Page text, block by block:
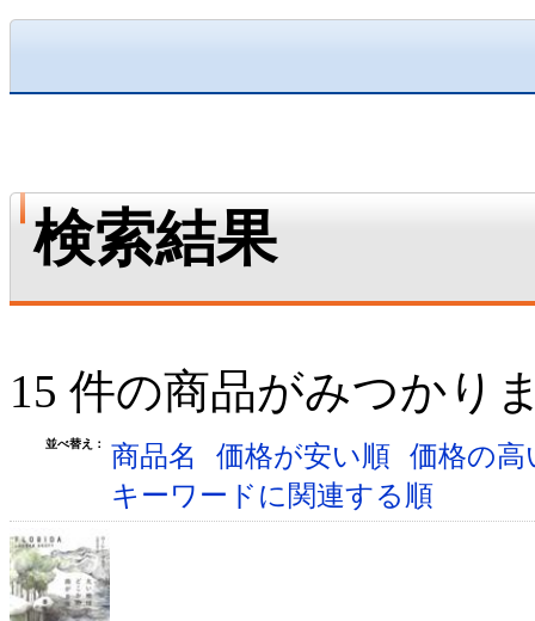
検索結果
15 件の商品がみつかり
並べ替え： 商品名 価格が安い順 価格の
キーワードに関連する順